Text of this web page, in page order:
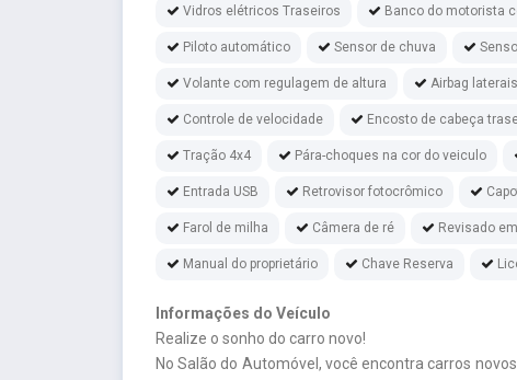
Vidros elétricos Traseiros Banco do motorista
Piloto automático Sensor de chuva
Volante com regulagem de altura Airbag laterais
Controle de velocidade Encosto de cabeça
Tração 4x4 Pára-choques na cor do veiculo
Entrada USB Retrovisor fotocrômico
Farol de milha Câmera de ré Revisado
Manual do proprietário Chave Reserva
Informações do Veículo
Realize o sonho do carro novo!
No Salão do Automóvel, você encontra carros